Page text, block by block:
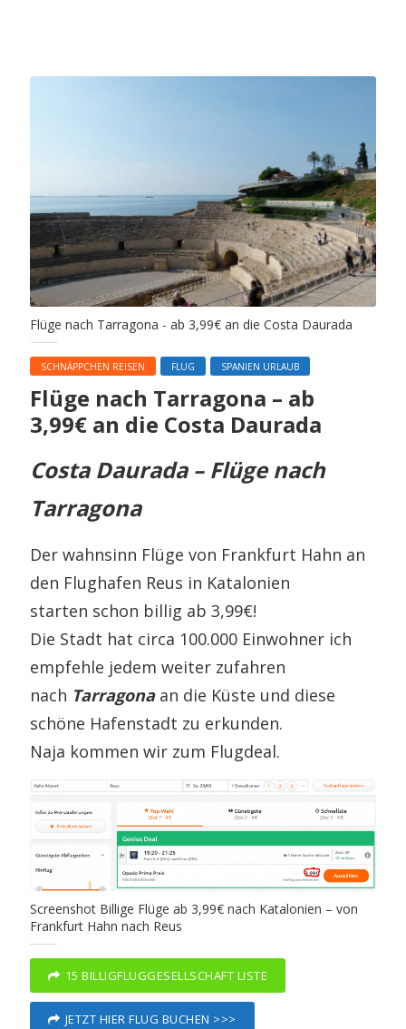
Flüge nach Tarragona - ab 3,99€ an die Costa Daurada
SCHNÄPPCHEN REISEN FLUG SPANIEN URLAUB
Flüge nach Tarragona – ab
3,99€ an die Costa Daurada
Costa Daurada – Flüge nach
Tarragona
Der wahnsinn Flüge von Frankfurt Hahn an
den Flughafen Reus in Katalonien
starten schon billig ab 3,99€!
Die Stadt hat circa 100.000 Einwohner ich
empfehle jedem weiter zufahren
nach Tarragona an die Küste und diese
schöne Hafenstadt zu erkunden.
Naja kommen wir zum Flugdeal.
Screenshot Billige Flüge ab 3,99€ nach Katalonien – von
Frankfurt Hahn nach Reus
15 BILLIGFLUGGESELLSCHAFT LISTE
JETZT HIER FLUG BUCHEN >>>